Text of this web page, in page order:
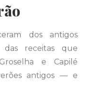
dos antigos
receitas que
e Capilé
antigos — e